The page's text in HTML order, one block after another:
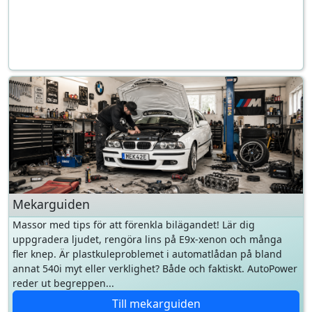
Mekarguiden
Massor med tips för att förenkla bilägandet! Lär dig
uppgradera ljudet, rengöra lins på E9x-xenon och många
fler knep. Är plastkuleproblemet i automatlådan på bland
annat 540i myt eller verklighet? Både och faktiskt. AutoPower
reder ut begreppen...
Till mekarguiden